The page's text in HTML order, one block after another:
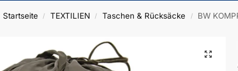
Startseite / TEXTILIEN / Taschen & Rücksäcke / BW